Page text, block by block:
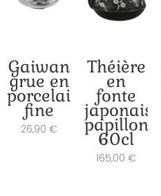
Gaiwan
grue en
porcelaine
fine
26,90 €
Théière
en
fonte
japonaise
papillons
60cl
165,00 €